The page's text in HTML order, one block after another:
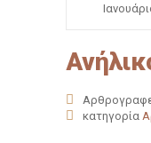
κατηγορία